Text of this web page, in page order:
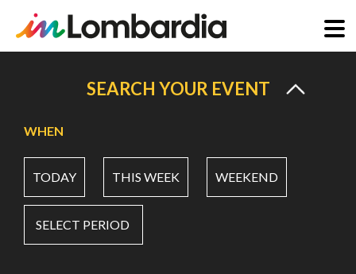
content
SEARCH YOUR EVENT
WHEN
TODAY THIS WEEK WEEKEND
SELECT PERIOD